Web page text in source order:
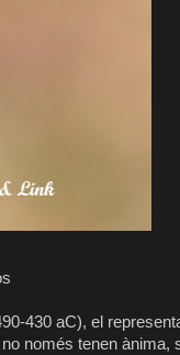
430 aC), el
només tenen ànima,